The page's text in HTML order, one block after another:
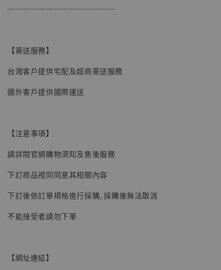
【現貨】BJSTUDIO 1/6系列可動蒐藏人偶 讓
子彈飛 鵝城縣長 張麻子 [BK01]
NT$ 5,300
──────────────
【寄送服務】
台灣客戶提供宅配及超商寄送服務
國外客戶提供國際運送
【注意事項】
請詳閱官網購物須知及售後服務
下訂商品視同同意其相關內容
下訂後依訂單規格進行採購, 採購後無法取消
不能接受者請勿下單
【網址連結】